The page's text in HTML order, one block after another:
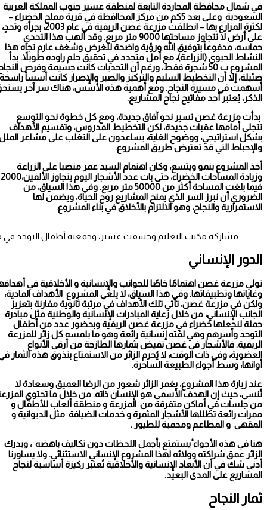
إسبانيا تحقق بطولة كأس العالم للمرة الثانية بعد فوز ساحق وسيطرة تامة
على المباراة
كذب… نسي أنه كذبة .. بقلم/ سلافة سمباوة
في شمال محافظة المجاردة التابعة لمنطقة عسير جنوب المملكة العربية
السعودية وعلى بعد 5كم من مركز المحاافظة في قرية مملح الخضراء –
لكثرة المزارع بها – انطلقت مزرعة غصن الريفية في عام 2003، بجرأة وتحدٍ،
على أرض لا تتجاوز مساحتها 9000 متر مربع. وقد ألهب هذا التحدي
حماسه، مدفوعاً بتوفيق الله ورؤية واضحة للغرض وشغف عارم تجاه هذا
النشاط الحيوي (الزراعة)، مع أمل متجدد في تحقيق حلم راوده طويلاً. بدأ
المشروع ب 50 شجرة فقط، ورغم أن التحديات كانت جسيمة وفرص النجاح
ضئيلة، إلا أن التخطيط السليم والتركيز والصبر والإصرار كانت أسساً راسخة
أسهمت في مسيرة النجاح. ومع أهمية هذه الأسس، هناك سر آخر يستحق
الذكر، يُعتبر أحد مفاتيح نجاح المشاريع.
بدأت مزرعة غصن تسير نحو آفاق جديدة، ومع كل خطوة نحو التوسع
تتجلى أمامها عقبات جديدة، لكن التخطيط المدروس، وتقسيم الأهداف
بشكل استراتيجي، ووضوح الغاية، يساعدون على التغلب على مشاعر الملل
والإحباط التي قد تعترض طريق المشروع.
أخذ المشروع ينمو ويتسع، وكان اهتمام السيد عمر منصبا على الزراعة
وزيادة المساحات الخضراء، حتى بات عدد الأشجار اليوم يتجاوز الألفين،2000
فيما بلغت المساحة أكثر من 50000 متر مربع. وفي هذا السياق، من
الضروري أن نبرز السر الذي يمنح المشاريع روح الحياة، ويضمن لها
الاستمرارية والنجاح، وهو الالتزام بالأخلاق في بناء المشروع.
مشاركة مكتب التعليم وجسفت عسير، وجمعية أطفال التوحد في
الدور الإنساني
تولي مزرعة غصن اهتمامًا خاصًا للجوانب والإنسانية و الأخلاقية في أهدافها
وغاياتها وتطبيقاتها. وفي هذا السياق، لا يلغي المشروع الأهداف المادية،
ولكن في مزرعة غصن، تأتي تلك الأهداف في مرتبة ثانوية مقارنة بتعزيز
الجانب الإنساني، من خلال رعاية المبادرات الإنسانية والوطنية مثل مبادرة
حملة لنجعلها خضراء في مزرعة غصن الريفية وبحضور عدد من أطفال
التوحد وأسرهم وهي لفته إنسانية رائعة وهو ما يلمسه كل زائر للمزرعة
الريفية. فالأشجار في غصن تفيض بثمارها الطازجة من أرقى الأنواع
العضوية، وفي ذات الوقت، لا يُحرم الزائر من الاستمتاع بتذوق هذه الثمار في
أوانها، وسط أجواء الطبيعة الساحرة.
عند زيارة هذا المشروع، يغمر الزائر شعور من الرضا العميق وسعادة لا
تُنسى، حيث إن الهدف الأسمى هو الإنسان ذاته. من خلال ما تحتوي المزرعة
من جلسات في أماكن متفرقة من المزرعة و منطقة ألعاب للأطفال و
ممرات رائعة تظللها الأشجار المثمرة و خدمات الضيافة مثل الديوانية و
المقهى و المطاعم ومحمية للطيور .
هنا في هذه الأجواء ُيستمتع بأجمل اللحظات دون تكاليف باهضه ، ويدرك
الزائر عمق شراكته وولائه لهذا المشروع الإنساني الاستثنائي. ولا يساورنا
أدنى شك في أن الأبعاد الإنسانية والأخلاقية تُعتبر ركيزة أساسية لنجاح
المشاريع على المدى البعيد.
ثمار النجاح